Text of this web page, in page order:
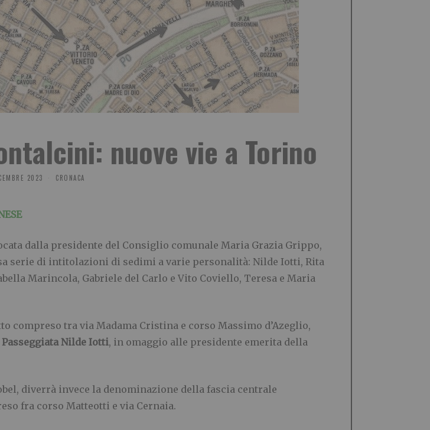
nuove vie a Torino
2023 CRONACA
dalla presidente del Consiglio comunale Maria Grazia Grippo,
serie di intitolazioni di sedimi a varie personalità: Nilde Iotti, Rita
Marincola, Gabriele del Carlo e Vito Coviello, Teresa e Maria
tra via Madama Cristina e corso Massimo d’Azeglio,
Passeggiata Nilde Iotti, in omaggio alle presidente emerita della
diverrà invece la denominazione della fascia centrale
fra corso Matteotti e via Cernaia.